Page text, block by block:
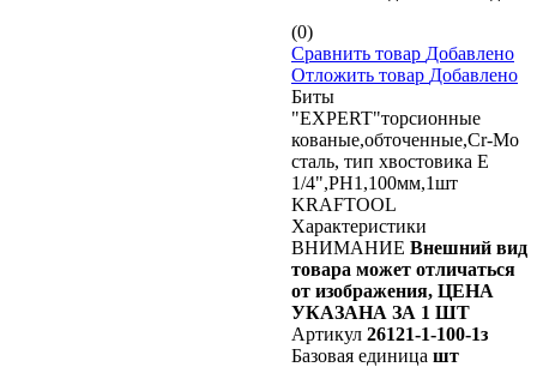
(0)
Сравнить товар Добавлено
Отложить товар Добавлено
Биты
"ЕХPERT"торсионные
кованые,обточенные,Cr-Mo
сталь, тип хвостовика E
1/4",PH1,100мм,1шт
KRAFTOOL
Характеристики
ВНИМАНИЕ Внешний вид
товара может отличаться
от изображения, ЦЕНА
УКАЗАНА ЗА 1 ШТ
Артикул 26121-1-100-1з
Базовая единица шт